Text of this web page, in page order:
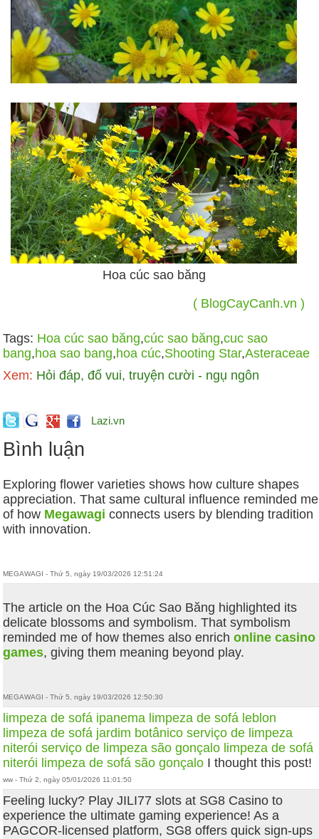
Hoa cúc sao băng
( BlogCayCanh.vn )
Tags: Hoa cúc sao băng,cúc sao băng,cuc sao
bang,hoa sao bang,hoa cúc,Shooting Star,Asteraceae
Xem: Hỏi đáp, đố vui, truyện cười - ngụ ngôn
Lazi.vn
Bình luận
Exploring flower varieties shows how culture shapes
appreciation. That same cultural influence reminded me
of how Megawagi connects users by blending tradition
with innovation.
MEGAWAGI - Thứ 5, ngày 19/03/2026 12:51:24
The article on the Hoa Cúc Sao Băng highlighted its
delicate blossoms and symbolism. That symbolism
reminded me of how themes also enrichonline casino
games, giving them meaning beyond play.
MEGAWAGI - Thứ 5, ngày 19/03/2026 12:50:30
limpeza de sofá ipanema limpeza de sofá leblon
limpeza de sofá jardim botânico serviço de limpeza
niterói serviço de limpeza são gonçalo limpeza de sofá
niterói limpeza de sofá são gonçalo I thought this post!
ww - Thứ 2, ngày 05/01/2026 11:01:50
Feeling lucky? Play JILI77 slots at SG8 Casino to
experience the ultimate gaming experience! As a
PAGCOR-licensed platform, SG8 offers quick sign-ups